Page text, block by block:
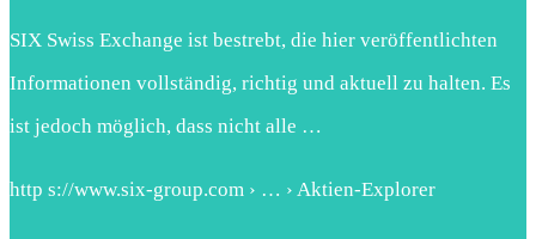
SIX Swiss Exchange ist bestrebt, die hier veröffentlichten
Informationen vollständig, richtig und aktuell zu halten. Es
ist jedoch möglich, dass nicht alle …
http s://www.six-group.com › … › Aktien-Explorer